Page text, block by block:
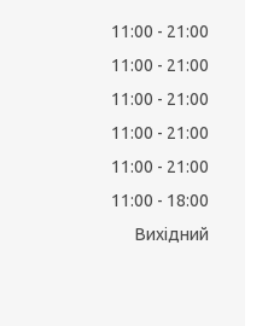
11:00
21:00
11:00
21:00
11:00
21:00
11:00
21:00
11:00
21:00
11:00
18:00
Вихідний